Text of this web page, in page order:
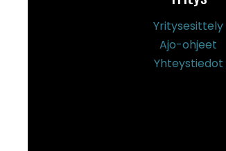
Yritysesittely
Ajo-ohjeet
Yhteystiedot